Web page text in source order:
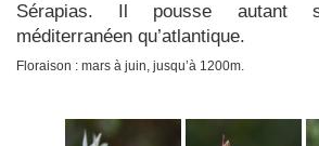
Sérapias. Il pousse autant
méditerranéen qu’atlantique.
Floraison : mars à juin, jusqu’à 1200m.